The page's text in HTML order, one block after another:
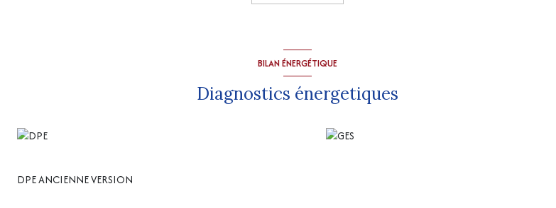
- Étang actuellement peu empoissonné, quantité inconnue.
- Ce genre de bien reste rare dans le secteur.
- Pas de contraintes importantes pour la réglementation sur l’eau sur cette zone.
http://www.georisques.gouv.fr
BILAN ÉNERGÉTIQUE
Diagnostics énergetiques
DPE ANCIENNE VERSION